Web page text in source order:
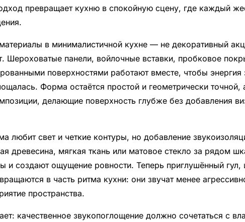
превращает кухню в спокойную сцену, где каждый
в минималистичной кухне — не декоративный
Шероховатые панели, войлочные вставки, пробковое
поверхностями работают вместе, чтобы энергия
Форма остаётся простой и геометрически
делающие поверхность глубже без добавления
любит свет и четкие контуры, но добавление
древесина, мягкая ткань или матовое стекло за рядом
и создают ощущение ровности. Теперь приглушённый гул,
в часть ритма кухни: они звучат менее
пространства.
качественное звукопоглощение должно сочетаться с